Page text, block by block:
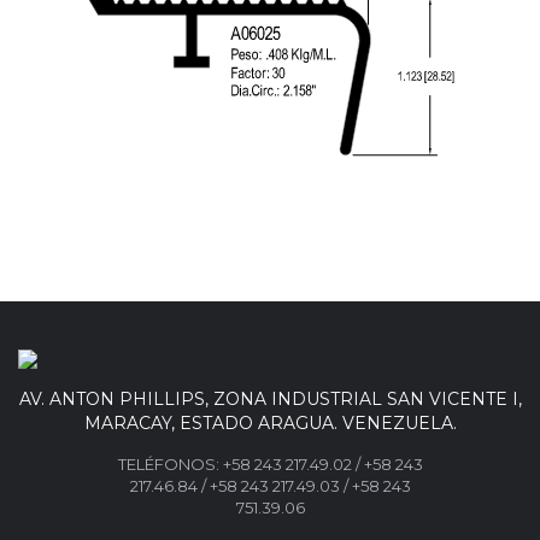
AV. ANTON PHILLIPS, ZONA INDUSTRIAL SAN VICENTE I,
MARACAY, ESTADO ARAGUA. VENEZUELA.
TELÉFONOS: +58 243 217.49.02/+58 243
217.46.84/+58 243 217.49.03 /+58 243
751.39.06